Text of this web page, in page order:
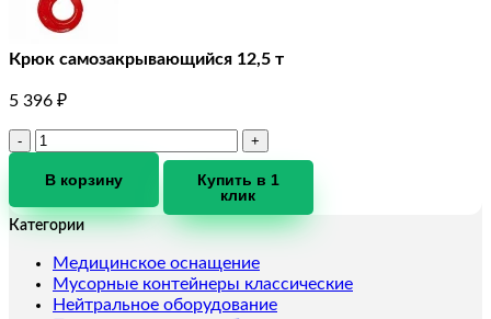
Крюк самозакрывающийся 12,5 т
5 396 ₽
Количество
Крюк
самозакрывающийся
12,5
В корзину
Купить в 1
клик
Категории
Медицинское оснащение
Мусорные контейнеры классические
Нейтральное оборудование